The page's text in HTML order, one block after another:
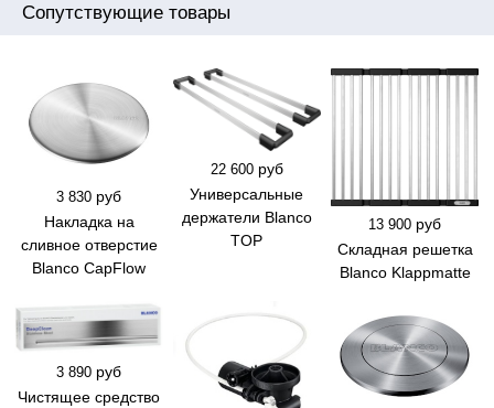
Сопутствующие товары
3 830 руб
Накладка на
сливное отверстие
Blanco CapFlow
22 600 руб
Универсальные
держатели Blanco
TOP
13 900 руб
Складная решетка
Blanco Klappmatte
3 890 руб
Чистящее средство